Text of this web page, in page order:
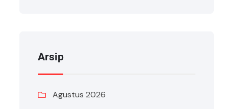
Arsip
Agustus 2026